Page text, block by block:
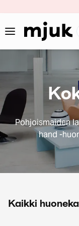
Pohjoismaiden
hand -
Kaikki